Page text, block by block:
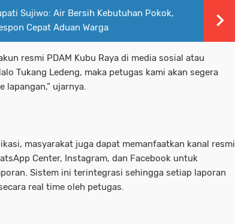
Sujiwo: Air Bersih Kebutuhan Pokok,
Cepat Aduan Warga
resmi PDAM Kubu Raya di media sosial atau
Tukang Ledeng, maka petugas kami akan segera
lapangan,” ujarnya.
masyarakat juga dapat memanfaatkan kanal resmi
Center, Instagram, dan Facebook untuk
Sistem ini terintegrasi sehingga setiap laporan
real time oleh petugas.